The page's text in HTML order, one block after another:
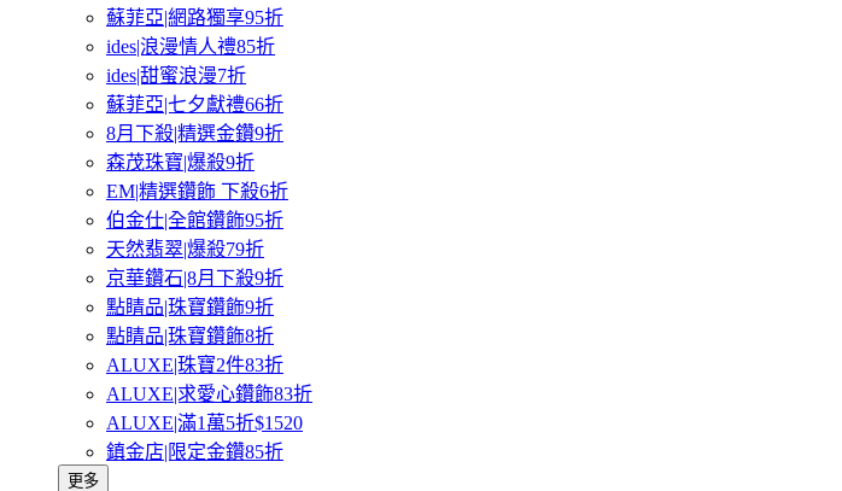
蘇菲亞|網路獨享95折
ides|浪漫情人禮85折
ides|甜蜜浪漫7折
蘇菲亞|七夕獻禮66折
8月下殺|精選金鑽9折
森茂珠寶|爆殺9折
EM|精選鑽飾 下殺6折
伯金仕|全館鑽飾95折
天然翡翠|爆殺79折
京華鑽石|8月下殺9折
點睛品|珠寶鑽飾9折
點睛品|珠寶鑽飾8折
ALUXE|珠寶2件83折
ALUXE|求愛心鑽飾83折
ALUXE|滿1萬5折$1520
鎮金店|限定金鑽85折
更多